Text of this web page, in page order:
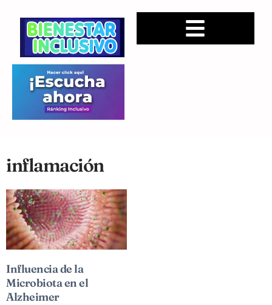
inflamación
Influencia de la
Microbiota en el
Alzheimer